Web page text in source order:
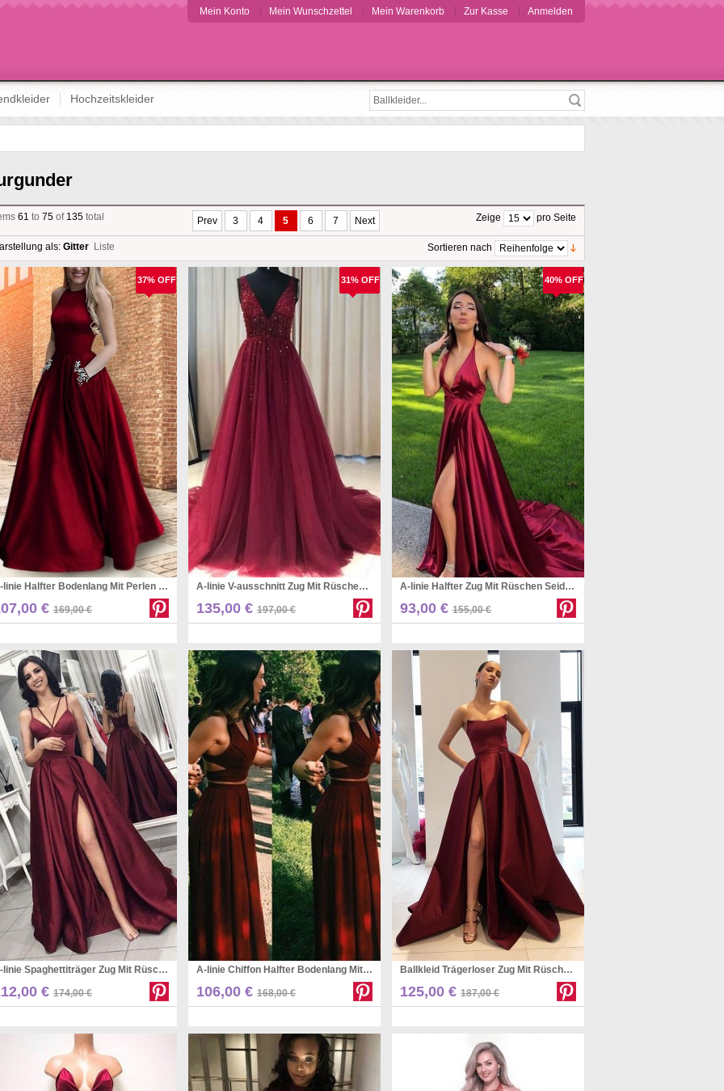
Mein Konto Mein Wunschzettel Mein Warenkorb Zur Kasse Anmelden
Hochzeitskleider
61 to 75 of 135 total Zeige pro Seite
Prev 3 4 5 6 7 Next
als: Gitter Liste Sortieren nach
A-linie Halfter Bodenlang Mit Perlen Satin Kleid JTC18873
37% OFF
€ 169,00 €
Pinterest
A-linie V-ausschnitt Zug Mit Rüschen Tüll Kleid JTC19173
31% OFF
135,00 € 197,00 €
Pinterest
A-linie Halfter Zug Mit Rüschen Seide Wie Satin Kleid JTC19673
40% OFF
93,00 € 155,00 €
Pinterest
A-linie Spaghettiträger Zug Mit Rüschen Satin Kleid JTC18263
€ 174,00 €
Pinterest
A-linie Chiffon Halfter Bodenlang Mit Rüschen Zweiteiliges Kleid JTCv2443
106,00 € 168,00 €
Pinterest
Ballkleid Trägerloser Zug Mit Rüschen Satinkleid JTC17283
125,00 € 187,00 €
Pinterest